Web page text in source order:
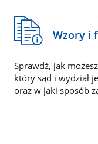
Wzory i
Sprawdź, jak
który sąd i wydział
oraz w jaki sposób